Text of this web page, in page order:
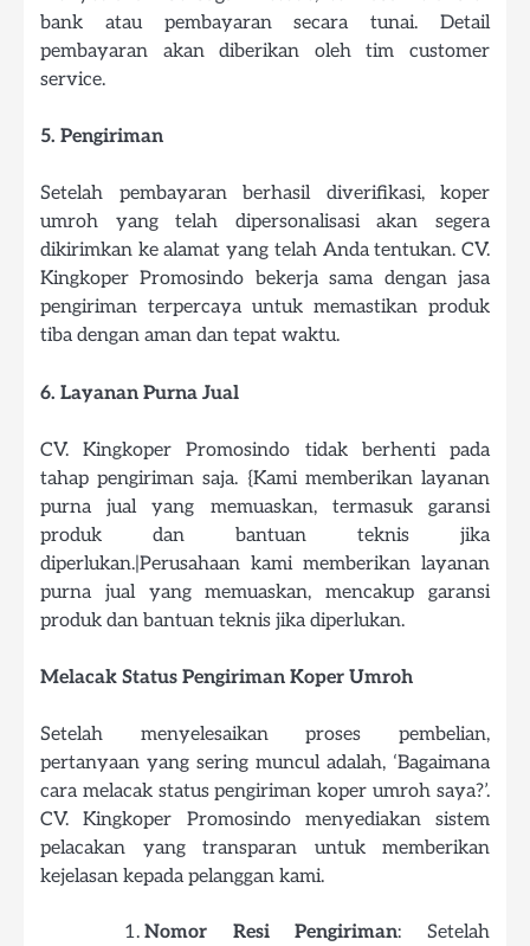
bank atau pembayaran secara tunai. Detail
pembayaran akan diberikan oleh tim customer
service.
5. Pengiriman
Setelah pembayaran berhasil diverifikasi, koper
umroh yang telah dipersonalisasi akan segera
dikirimkan ke alamat yang telah Anda tentukan. CV.
Kingkoper Promosindo bekerja sama dengan jasa
pengiriman terpercaya untuk memastikan produk
tiba dengan aman dan tepat waktu.
6. Layanan Purna Jual
CV. Kingkoper Promosindo tidak berhenti pada
tahap pengiriman saja. {Kami memberikan layanan
purna jual yang memuaskan, termasuk garansi
produk dan bantuan teknis jika
diperlukan.|Perusahaan kami memberikan layanan
purna jual yang memuaskan, mencakup garansi
produk dan bantuan teknis jika diperlukan.
Melacak Status Pengiriman Koper Umroh
Setelah menyelesaikan proses pembelian,
pertanyaan yang sering muncul adalah, ‘Bagaimana
cara melacak status pengiriman koper umroh saya?’.
CV. Kingkoper Promosindo menyediakan sistem
pelacakan yang transparan untuk memberikan
kejelasan kepada pelanggan kami.
Nomor Resi Pengiriman: Setelah